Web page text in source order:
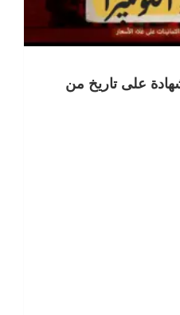
الكوميرا 1981..شهادة على تاريخ من